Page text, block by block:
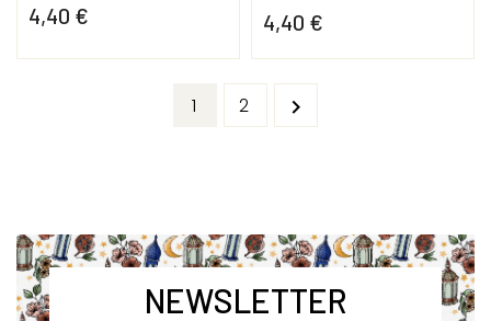
4,40 € 4,40 €
1 2 
NEWSLETTER